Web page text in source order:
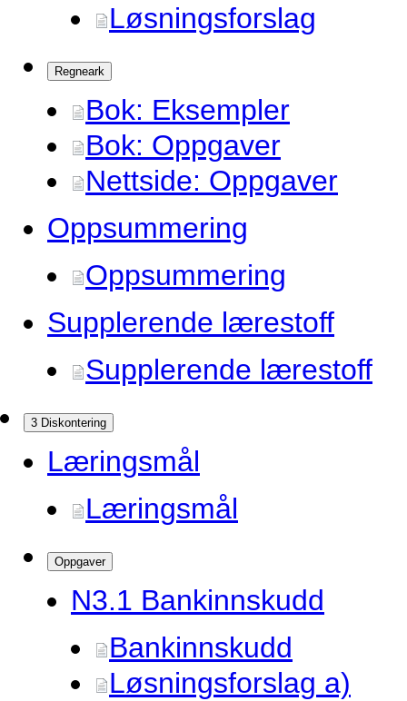
Løsningsforslag
Regneark
Bok: Eksempler
Bok: Oppgaver
Nettside: Oppgaver
Oppsummering
Oppsummering
Supplerende lærestoff
Supplerende lærestoff
3 Diskontering
Læringsmål
Læringsmål
Oppgaver
N3.1 Bankinnskudd
Bankinnskudd
Løsningsforslag a)